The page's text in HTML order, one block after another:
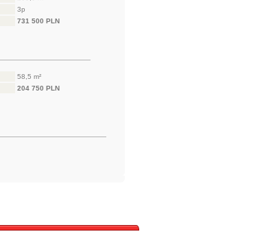
3p
731 500 PLN
58,5 m²
204 750 PLN